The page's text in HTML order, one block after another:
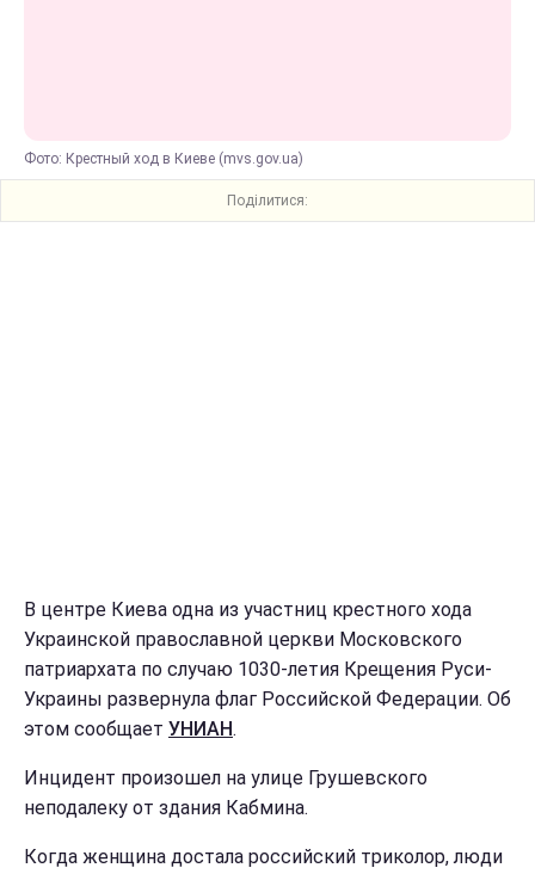
Фото: Крестный ход в Киеве (mvs.gov.ua)
Поділитися:
В центре Киева одна из участниц крестного хода
Украинской православной церкви Московского
патриархата по случаю 1030-летия Крещения Руси-
Украины развернула флаг Российской Федерации. Об
этом сообщает УНИАН.
Инцидент произошел на улице Грушевского
неподалеку от здания Кабмина.
Когда женщина достала российский триколор, люди